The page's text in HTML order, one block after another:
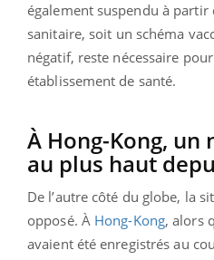
également suspendu à partir
sanitaire, soit un schéma
négatif, reste nécessaire
établissement de santé.
À Hong-Kong, un
au plus haut
De l’autre côté du globe, la
opposé. À Hong-Kong, alors
avaient été enregistrés au